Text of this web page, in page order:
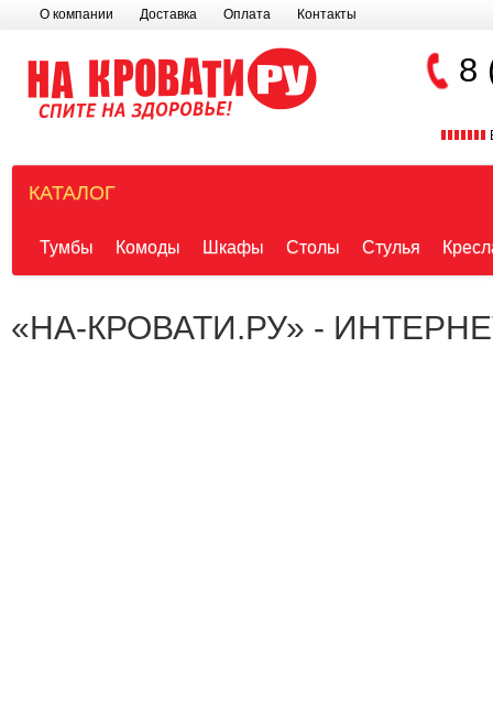
О компании Доставка Оплата Контакты
8
КАТАЛОГ
Тумбы Комоды Шкафы Столы Стулья
«НА-КРОВАТИ.РУ» -